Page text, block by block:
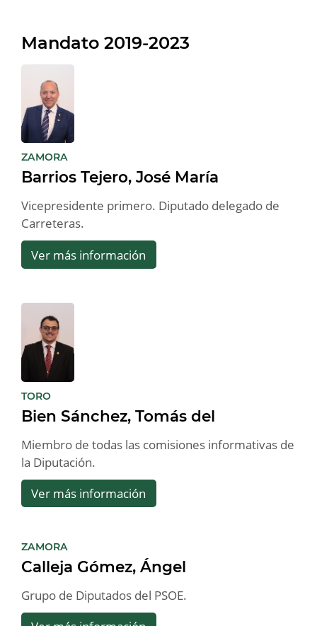
Mandato 2019-2023
ZAMORA
Barrios Tejero, José María
Vicepresidente primero. Diputado delegado de
Carreteras.
Ver más información
TORO:
Bien Sánchez, Tomás del
Miembro de todas las comisiones informativas de
la Diputación.
Ver más información
ZAMORA
Calleja Gómez, Ángel
Grupo de Diputados del PSOE.